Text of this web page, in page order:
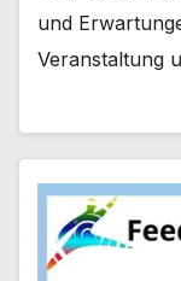
und
Veranstaltung